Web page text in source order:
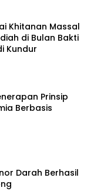
Khitanan Massal
di Bulan Bakti
Kundur
Prinsip
Berbasis
Darah Berhasil